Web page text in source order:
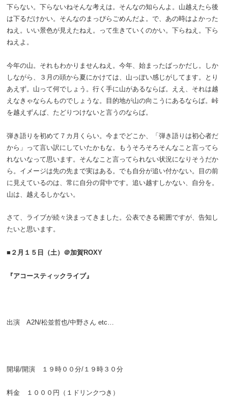
下らない。下らないねそんな考えは。そんなの知らんよ。山越えたら後
は下るだけかい。そんなのまっぴらごめんだよ。で、あの時はよかった
ねえ。いい景色が見えたねえ。って生きていくのかい。下らねえ。下ら
ねえよ。
今年の山。それもわかりませんねえ。今年、始まったばっかだし。しか
しながら、３月の頭から夏にかけては、山っぽい感じがしてます。とり
あえず。山って何でしょう。行く手に山があるならば。ええ、それは越
えなきゃならんものでしょうな。目的地が山の向こうにあるならば。峠
を越えずんば、たどりつけないと言うのならば。
弾き語りを初めて７カ月くらい。今までどこか、「弾き語りは初心者だ
から」って言い訳にしていたかもな。もうそろそろそんなこと言ってら
れないなって思います。そんなこと言ってられない状況になりそうだか
ら。イメージは先の先まで実はある。でも自分が追い付かない。目の前
に見えているのは、常に自分の背中です。追い越すしかない、自分を。
山は、越えるしかない。
さて、ライブが続々決まってきました。公表できる範囲ですが、告知し
たいと思います。
■２月１５日（土）＠加賀ROXY
『アコースティックライブ』
出演 A2N/松並哲也/中野さん etc…
開場/開演 １９時００分/１９時３０分
料金 １０００円（１ドリンクつき）